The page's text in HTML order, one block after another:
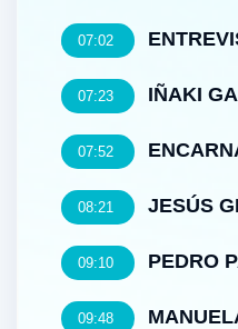
07:02
07:23 IÑAKI
07:52
08:21 JESÚS
09:10 PEDRO
09:48